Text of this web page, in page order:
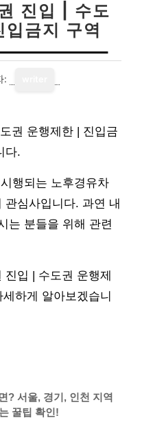
진입 | 수도
금지 구역
:
권 운행제한 | 진입금
다.
행되는 노후경유차
관심사입니다. 과연 내
는 분들을 위해 관련
입 | 수도권 운행제
하게 알아보겠습니
? 서울, 경기, 인천 지역
꿀팁 확인!